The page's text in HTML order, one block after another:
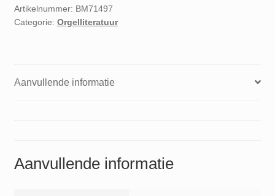
Artikelnummer: BM71497
Categorie: Orgelliteratuur
Aanvullende informatie
Aanvullende informatie